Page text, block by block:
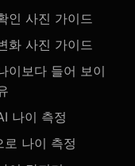
인 사진 가이드
화 사진 가이드
이보다 들어 보이
나이 측정
로 나이 측정